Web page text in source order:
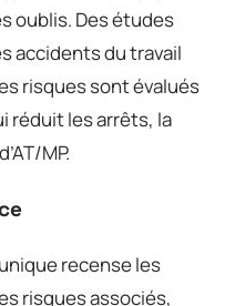
oublis. Des études
accidents du travail
risques sont évalués
réduit les arrêts, la
MP.
recense les
risques associés,